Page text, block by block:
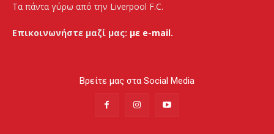
Τα πάντα γύρω από την Liverpool F.C.
Επικοινωνήστε μαζί μας: με e-mail.
Βρείτε μας στα Social Media